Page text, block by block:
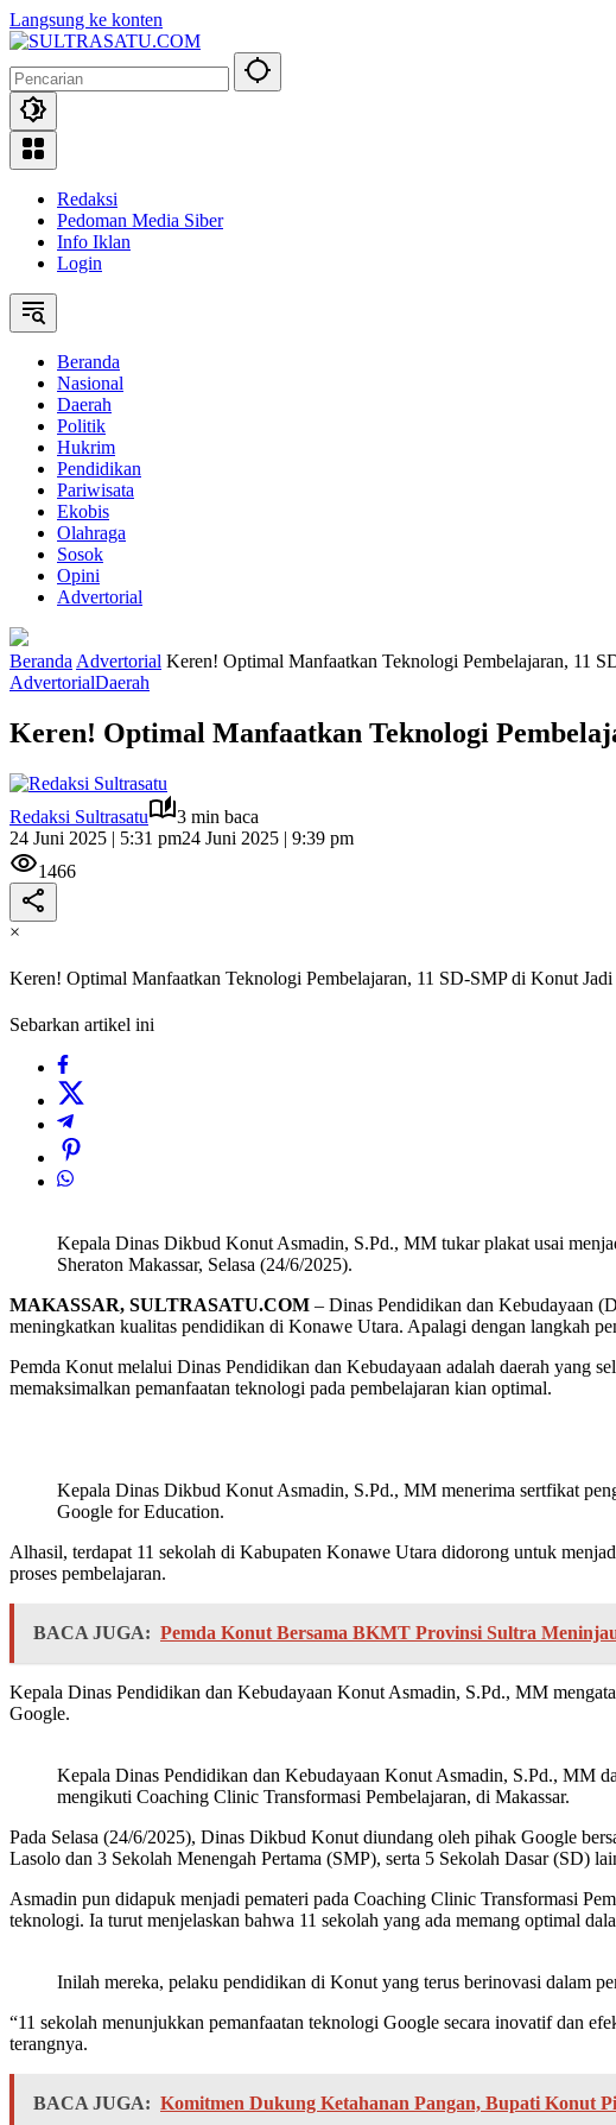
Langsung ke konten
Redaksi
Pedoman Media Siber
Info Iklan
Login
Beranda
Nasional
Daerah
Politik
Hukrim
Pendidikan
Pariwisata
Ekobis
Olahraga
Sosok
Opini
Advertorial
Beranda Advertorial Keren! Optimal Manfaatkan Teknologi Pembelajaran, 11
AdvertorialDaerah
Keren! Optimal Manfaatkan Teknologi
Redaksi Sultrasatu
3 min baca
24 Juni 2025 | 5:31 pm24 Juni 2025 | 9:39 pm
1466
×
Keren! Optimal Manfaatkan Teknologi Pembelajaran, 11 SD-SMP di Konut
Sebarkan artikel ini
Kepala Dinas Dikbud Konut Asmadin, S.Pd., MM tukar plakat usai
Sheraton Makassar, Selasa (24/6/2025).
MAKASSAR, SULTRASATU.COM – Dinas Pendidikan dan Kebudayaan
meningkatkan kualitas pendidikan di Konawe Utara. Apalagi dengan langkah
Pemda Konut melalui Dinas Pendidikan dan Kebudayaan adalah daerah yang
memaksimalkan pemanfaatan teknologi pada pembelajaran kian optimal.
Kepala Dinas Dikbud Konut Asmadin, S.Pd., MM menerima sertfikat
Google for Education.
Alhasil, terdapat 11 sekolah di Kabupaten Konawe Utara didorong untuk
proses pembelajaran.
BACA JUGA: Pemda Konut Bersama BKMT Provinsi Sultra
Kepala Dinas Pendidikan dan Kebudayaan Konut Asmadin, S.Pd., MM
Google.
Kepala Dinas Pendidikan dan Kebudayaan Konut Asmadin, S.Pd., MM
mengikuti Coaching Clinic Transformasi Pembelajaran, di Makassar.
Pada Selasa (24/6/2025), Dinas Dikbud Konut diundang oleh pihak Google
Lasolo dan 3 Sekolah Menengah Pertama (SMP), serta 5 Sekolah Dasar (SD)
Asmadin pun didapuk menjadi pemateri pada Coaching Clinic Transformasi
teknologi. Ia turut menjelaskan bahwa 11 sekolah yang ada memang optimal
Inilah mereka, pelaku pendidikan di Konut yang terus berinovasi dalam
“11 sekolah menunjukkan pemanfaatan teknologi Google secara inovatif dan
terangnya.
BACA JUGA: Komitmen Dukung Ketahanan Pangan, Bupati Konut